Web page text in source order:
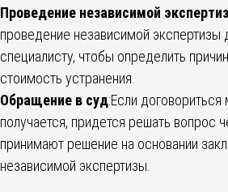
Проведение независимой
проведение независимой экспертизы
специалисту, чтобы определить
стоимость устранения.
Обращение в суд:Если договориться
получается, придется решать вопрос
принимают решение на основании
независимой экспертизы.